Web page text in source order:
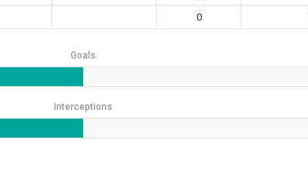
0
Goals
Interceptions